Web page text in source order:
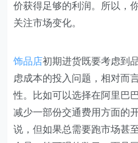
价获得足够的利润。所以，
关注市场变化。
饰品店初期进货既要考虑到
虑成本的投入问题，相对而
性。比如可以选择在阿里巴
减少一部份交通费用方面的
说，但如果总需要跑市场甚